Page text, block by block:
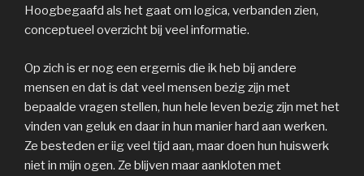
Hoogbegaafd als het gaat om logica, verbanden zien,
conceptueel overzicht bij veel informatie.
Op zich is er nog een ergernis die ik heb bij andere
mensen en dat is dat veel mensen bezig zijn met
bepaalde vragen stellen, hun hele leven bezig zijn met het
vinden van geluk en daar in hun manier hard aan werken.
Ze besteden er iig veel tijd aan, maar doen hun huiswerk
niet in mijn ogen. Ze blijven maar aankloten met